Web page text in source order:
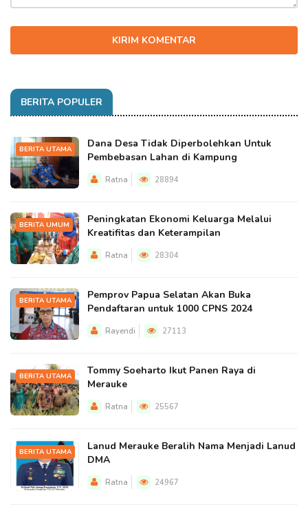
KIRIM KOMENTAR
BERITA POPULER
BERITA UTAMA
Dana Desa Tidak Diperbolehkan Untuk
Pembebasan Lahan di Kampung
Ratna 28894
BERITA UMUM
Peningkatan Ekonomi Keluarga Melalui
Kreatifitas dan Keterampilan
Ratna 28304
BERITA UTAMA
Pemprov Papua Selatan Akan Buka
Pendaftaran untuk 1000 CPNS 2024
Rayendi 27113
BERITA UTAMA
Tommy Soeharto Ikut Panen Raya di
Merauke
Ratna 25567
BERITA UTAMA
Lanud Merauke Beralih Nama Menjadi Lanud
DMA
Ratna 24967